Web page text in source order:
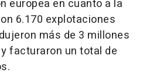
europea en cuanto a la
6.170 explotaciones
más de 3 millones
facturaron un total de